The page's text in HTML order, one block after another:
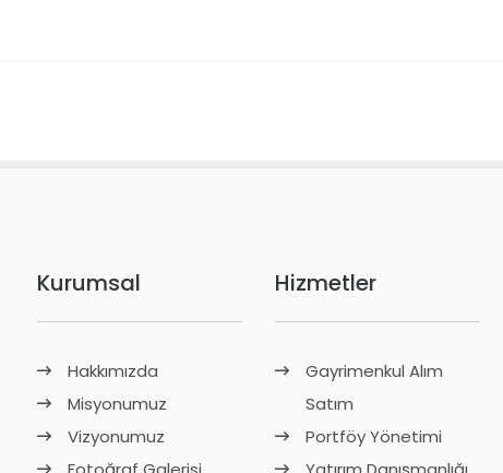
Kurumsal
Hakkımızda
Misyonumuz
Vizyonumuz
Hizmetler
Gayrimenkul Alım
Satım
Portföy Yönetimi